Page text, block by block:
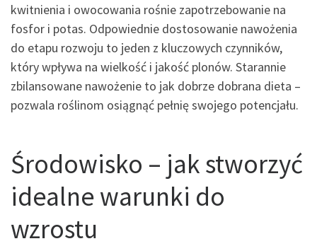
kwitnienia i owocowania rośnie zapotrzebowanie na
fosfor i potas. Odpowiednie dostosowanie nawożenia
do etapu rozwoju to jeden z kluczowych czynników,
który wpływa na wielkość i jakość plonów. Starannie
zbilansowane nawożenie to jak dobrze dobrana dieta –
pozwala roślinom osiągnąć pełnię swojego potencjału.
Środowisko – jak stworzyć
idealne warunki do
wzrostu